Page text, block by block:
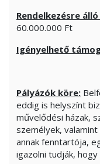
Rendelkezésre
60.000.000 Ft
Igényelhető
Pályázók köre:
eddig is helyszínt
művelődési házak,
személyek,
annak fenntartója,
igazolni tudják,